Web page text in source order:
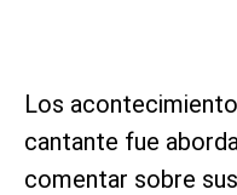
Los
cantante fue
comentar sobre